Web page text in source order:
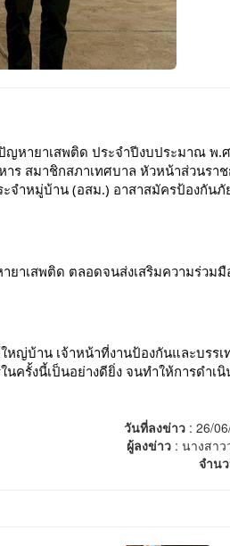
หายาเสพติด ประจำปีงบประมาณ พ.
ร สมาชิกสภาเทศบาล หัวหน้าส่วนราช
จำหมู่บ้าน (อสม.) อาสาสมัครป้องกันภั
ยาเสพติด ตลอดจนส่งเสริมความร่วม
ญ่บ้าน เจ้าหน้าที่งานป้องกันและบรร
รั้งนี้เป็นอย่างดียิ่ง จนทำให้การดำเนิ
วันที่ลงข่าว : 26/
ผู้ลงข่าว : นางสาว
จำน